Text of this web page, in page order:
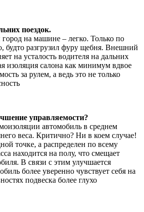
поездок.
на машине – легко. Только по
будто разгрузил фуру щебня. Внешний
на усталость водителя на дальних
изоляция салона как минимум вдвое
за рулем, а ведь это не только
управляемости?
автомобиль в среднем
веса. Критично? Ни в коем случае!
точке, а распределен по всему
находится на полу, что смещает
В связи с этим улучшается
более уверенно чувствует себя на
подвеска более глухо